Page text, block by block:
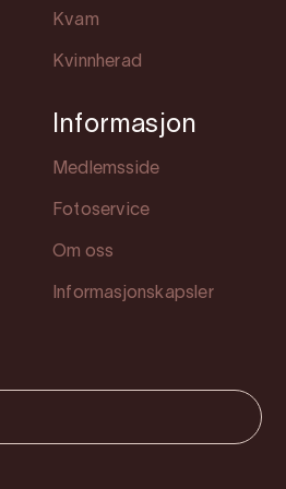
Kvam
Kvinnherad
Informasjon
Medlemsside
Fotoservice
Om oss
Informasjonskapsler